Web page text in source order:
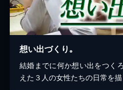
想い出づくり｡
結婚までに何か想い出をつく
えた３人の女性たちの日常を